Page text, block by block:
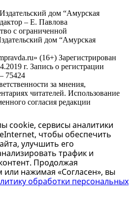
дом “Амурская
– Е. Павлова
с ограниченной
дом “Амурская
(16+) Зарегистрирован
г. Запись о регистрации
за мнения,
читателей. Использование
согласия редакции
cookie, сервисы аналитики
чтобы обеспечить
улучшить его
трафик и
Продолжая
или нажимая «Согласен», вы
обработки персональных